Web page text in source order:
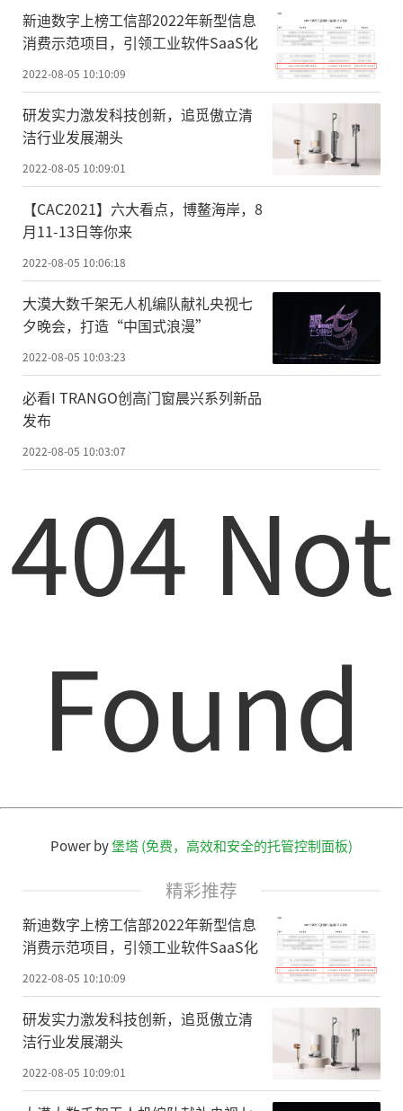
新迪数字上榜工信部2022年新型信息
消费示范项目，引领工业软件SaaS化
2022-08-05 10:10:09
研发实力激发科技创新，追觅傲立清
洁行业发展潮头
2022-08-05 10:09:01
【CAC2021】六大看点，博鳌海岸，8
月11-13日等你来
2022-08-05 10:06:18
大漠大数千架无人机编队献礼央视七
夕晚会，打造“中国式浪漫”
2022-08-05 10:03:23
必看I TRANGO创高门窗晨兴系列新品
发布
2022-08-05 10:03:07
404 Not
Found
Power by堡塔 (免费，高效和安全的托管控制面板)
精彩推荐
新迪数字上榜工信部2022年新型信息
消费示范项目，引领工业软件SaaS化
2022-08-05 10:10:09
研发实力激发科技创新，追觅傲立清
洁行业发展潮头
2022-08-05 10:09:01